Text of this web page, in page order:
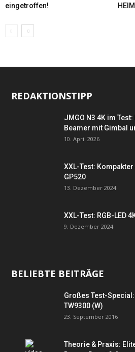
eingetroffen!
REDAKTIONSTIPP
JMGO N3 4K im
Beamer mit Gimbal
10. April 2026
XXL-Test: Kompakter
GP520
13. Dezember 2024
XXL-Test: RGB-LED
9. Dezember 2024
BELIEBTE BEITRÄGE
Großes Test-Special:
TW9300 (W)
23. September 2016
Theorie & Praxis: